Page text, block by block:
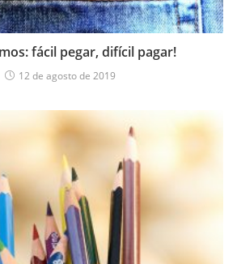
fácil pegar, difícil pagar!
12 de agosto de 2019